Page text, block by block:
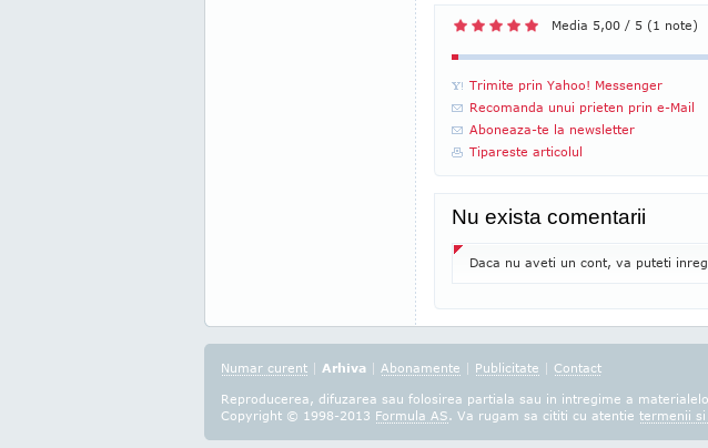
Media 5,00 / 5 (1 note)
Trimite prin Yahoo! Messenger
Recomanda unui prieten prin e-Mail
Aboneaza-te la newsletter
Tipareste articolul
Nu exista comentarii
Daca nu aveti un cont, va puteti
Numar curent | Arhiva | Abonamente | Publicitate | Contact
Reproducerea, difuzarea sau folosirea partiala sau in intregime a
Copyright © 1998-2013 Formula AS. Va rugam sa cititi cu atentie termenii si